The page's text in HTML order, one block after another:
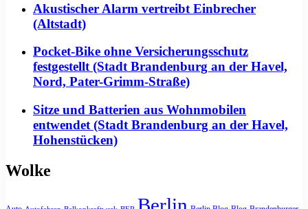
Akustischer Alarm vertreibt Einbrecher
(Altstadt)
Pocket-Bike ohne Versicherungsschutz
festgestellt (Stadt Brandenburg an der Havel,
Nord, Pater-Grimm-Straße)
Sitze und Batterien aus Wohnmobilen
entwendet (Stadt Brandenburg an der Havel,
Hohenstücken)
Wolke